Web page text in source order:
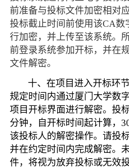
前准备与投标文件加密相对
投标截止时间前使用该CA数
行加密，并上传至该系统。
前登录系统参加开标，并在
文件解密。
十、在项目进入开标环
规定时间内通过厦门大学数
项目开标界面进行解密。投
分钟，自开标时间起计算，
该投标人的解密操作。请投
并在约定时间内完成解密。
件，将视为放弃投标或无效投